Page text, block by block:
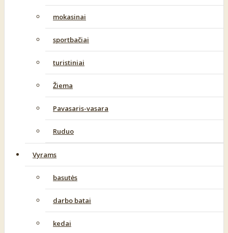
mokasinai
sportbačiai
turistiniai
Žiema
Pavasaris-vasara
Ruduo
Vyrams
basutės
darbo batai
kedai